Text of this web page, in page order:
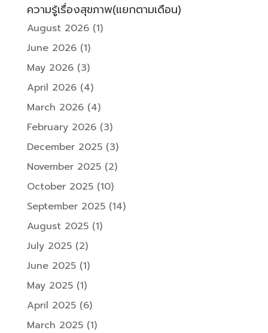
ความรู้เรื่องสุขภาพ(แยกตามเดือน)
August 2026(1)
June 2026(1)
May 2026(3)
April 2026(4)
March 2026(4)
February 2026(3)
December 2025(3)
November 2025(2)
October 2025(10)
September 2025(14)
August 2025(1)
July 2025(2)
June 2025(1)
May 2025(1)
April 2025(6)
March 2025(1)